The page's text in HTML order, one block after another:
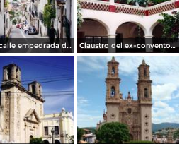
Típica calle empedrada del centro de Taxco de Alarcón, Guerrero Claustro del ex-convento de San Bernardino, siglo XVI. Taxco, Guerrero